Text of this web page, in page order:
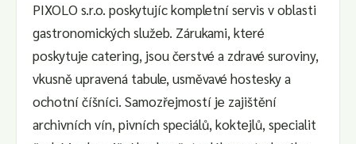
PIXOLO s.r.o. poskytujíc kompletní servis v oblasti
gastronomických služeb. Zárukami, které
poskytuje catering, jsou čerstvé a zdravé suroviny,
vkusně upravená tabule, usměvavé hostesky a
ochotní číšníci. Samozřejmostí je zajištění
archivních vín, pivních speciálů, koktejlů, specialit